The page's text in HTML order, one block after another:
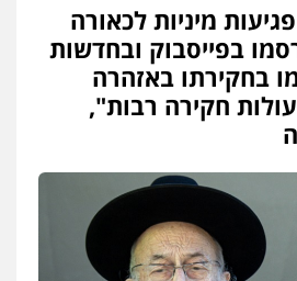
פטר
מנהל המחלקה הפלילית
המדינה
שינו-אמיתי
עורכי דין לענייני אסירים
מעצרים וחקירות
מיניות לכאורה
בפייסבוק ובחדשות
בחקירתו באזהרה
חקירה רבות",